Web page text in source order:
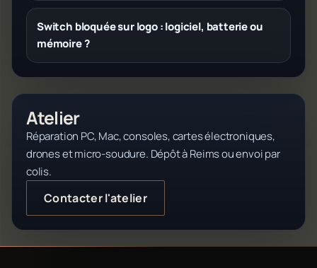
Switch bloquée sur logo : logiciel, batterie ou
mémoire ?
Atelier
Réparation PC, Mac, consoles, cartes électroniques,
drones et micro-soudure. Dépôt à Reims ou envoi par
colis.
Contacter l'atelier